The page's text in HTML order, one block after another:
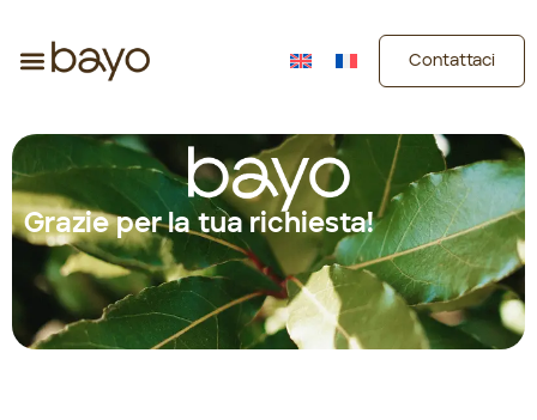
Contattaci
Grazie per la tua richiesta!